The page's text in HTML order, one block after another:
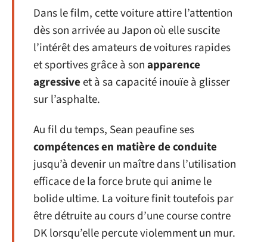
Dans le film, cette voiture attire l’attention
dès son arrivée au Japon où elle suscite
l’intérêt des amateurs de voitures rapides
et sportives grâce à sonapparence
agressiveet à sa capacité inouïe à glisser
sur l’asphalte.
Au fil du temps, Sean peaufine ses
compétences en matière de conduite
jusqu’à devenir un maître dans l’utilisation
efficace de la force brute qui anime le
bolide ultime. La voiture finit toutefois par
être détruite au cours d’une course contre
DK lorsqu’elle percute violemment un mur.